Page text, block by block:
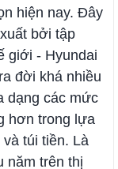
hiện nay. Đây
bởi tập
giới - Hyundai
đời khá nhiều
dạng các mức
hơn trong lựa
túi tiền. Là
năm trên thị